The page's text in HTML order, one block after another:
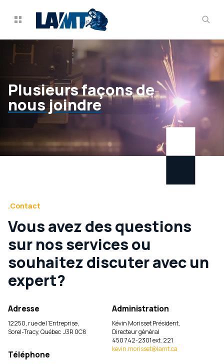
Plusieurs façons de
nous joindre
.Contact
Vous avez des questions
sur nos services ou
souhaitez discuter avec un
expert?
Adresse
12250, rue de l’Entreprise,
Sorel-Tracy, Québec J3R 0C8
Téléphone
Administration
Kévin Morisset Président,
Directeur général
450 742-2301 ext. 221
kevin.morisset@lamt.ca